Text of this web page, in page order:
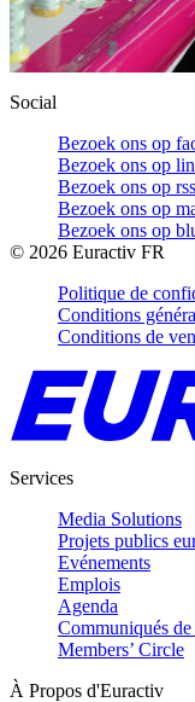
Social
Bezoek ons op
Bezoek ons op
Bezoek ons op
Bezoek ons op
Bezoek ons op
© 2026 Euractiv FR
Politique de
Conditions
Conditions de
Services
Media Solutions
Projets publics
Evénements
Emplois
Agenda
Communiqués de
Members’ Circle
À Propos d'Euractiv